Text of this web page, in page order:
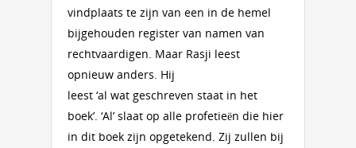
vindplaats te zijn van een in de hemel
bijgehouden register van namen van
rechtvaardigen. Maar Rasji leest
opnieuw anders. Hij
leest ‘al wat geschreven staat in het
boek’. ‘Al’ slaat op alle profetieën die hier
in dit boek zijn opgetekend. Zij zullen bij